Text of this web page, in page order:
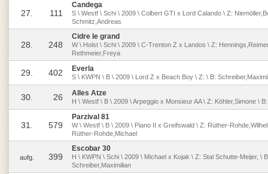
27. 111
Candega
S \ Westf \ Schi \ 2009 \ Colbert GTI x Lord Calando \ Z:
Schmitz,Andreas
28. 248
Cidre le grand
W \ Holst \ Schi \ 2009 \ C-Trenton Z x Landos \ Z:
Rethmeier,Freya
29. 402 Everla
S \ KWPN \ B \ 2009 \ Lord Z x Beach Boy \ Z: \ B:
30. 26 Alles Atze
H \ Westf \ B \ 2009 \ Arpeggio x Monsieur AA \ Z: Köhler,Simone \
31. 579
Parzival 81
W \ Westf \ B \ 2009 \ Piano II x Greifswald \ Z: Rüther-
Rüther-Rohde,Michael
aufg. 399
Escobar 30
H \ KWPN \ Schi \ 2009 \ Michael x Kojak \ Z: Stal Schutte-Meijer, \
Schreiber,Maximilian